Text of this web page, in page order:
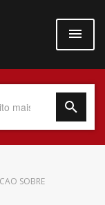
SOBRE